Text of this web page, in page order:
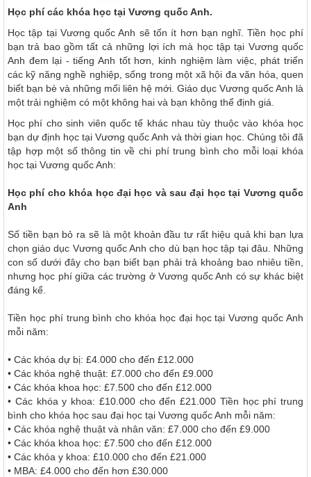
Học phí các khóa học tại Vương quốc Anh.
Học tập tại Vương quốc Anh sẽ tốn ít hơn bạn nghĩ. Tiền học phí
bạn trả bao gồm tất cả những lợi ích mà học tập tại Vương quốc
Anh đem lại - tiếng Anh tốt hơn, kinh nghiệm làm việc, phát triển
các kỹ năng nghề nghiệp, sống trong một xã hội đa văn hóa, quen
biết bạn bè và những mối liên hệ mới. Giáo dục Vương quốc Anh là
một trải nghiệm có một không hai và bạn không thể định giá.
Học phí cho sinh viên quốc tế khác nhau tùy thuộc vào khóa học
bạn dự định học tại Vương quốc Anh và thời gian học. Chúng tôi đã
tập hợp một số thông tin về chi phí trung bình cho mỗi loại khóa
học tại Vương quốc Anh:
Học phí cho khóa học đại học và sau đại học tại Vương quốc
Anh
Số tiền bạn bỏ ra sẽ là một khoản đầu tư rất hiệu quả khi bạn lựa
chọn giáo dục Vương quốc Anh cho dù bạn học tập tại đâu. Những
con số dưới đây cho bạn biết bạn phải trả khoảng bao nhiêu tiền,
nhưng học phí giữa các trường ở Vương quốc Anh có sự khác biệt
đáng kể.
Tiền học phí trung bình cho khóa học đại học tại Vương quốc Anh
mỗi năm:
• Các khóa dự bị: £4.000 cho đến £12.000
• Các khóa nghệ thuật: £7.000 cho đến £9.000
• Các khóa khoa học: £7.500 cho đến £12.000
• Các khóa y khoa: £10.000 cho đến £21.000 Tiền học phí trung
bình cho khóa học sau đại học tại Vương quốc Anh mỗi năm:
• Các khóa nghệ thuật và nhân văn: £7.000 cho đến £9.000
• Các khóa khoa học: £7.500 cho đến £12.000
• Các khóa y khoa: £10.000 cho đến £21.000
• MBA: £4.000 cho đến hơn £30.000